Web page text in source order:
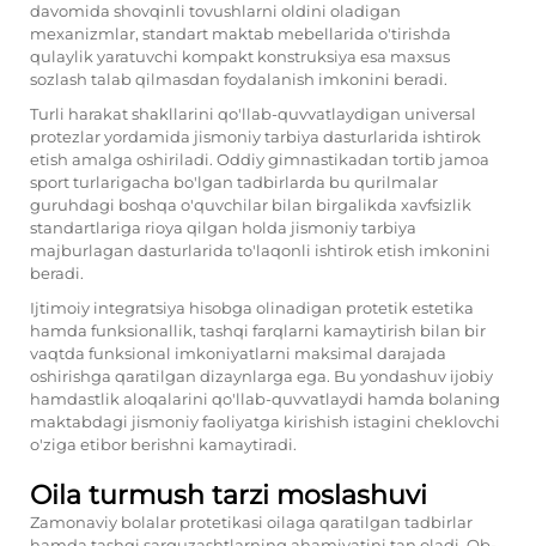
davomida shovqinli tovushlarni oldini oladigan
mexanizmlar, standart maktab mebellarida o'tirishda
qulaylik yaratuvchi kompakt konstruksiya esa maxsus
sozlash talab qilmasdan foydalanish imkonini beradi.
Turli harakat shakllarini qo'llab-quvvatlaydigan universal
protezlar yordamida jismoniy tarbiya dasturlarida ishtirok
etish amalga oshiriladi. Oddiy gimnastikadan tortib jamoa
sport turlarigacha bo'lgan tadbirlarda bu qurilmalar
guruhdagi boshqa o'quvchilar bilan birgalikda xavfsizlik
standartlariga rioya qilgan holda jismoniy tarbiya
majburlagan dasturlarida to'laqonli ishtirok etish imkonini
beradi.
Ijtimoiy integratsiya hisobga olinadigan protetik estetika
hamda funksionallik, tashqi farqlarni kamaytirish bilan bir
vaqtda funksional imkoniyatlarni maksimal darajada
oshirishga qaratilgan dizaynlarga ega. Bu yondashuv ijobiy
hamdastlik aloqalarini qo'llab-quvvatlaydi hamda bolaning
maktabdagi jismoniy faoliyatga kirishish istagini cheklovchi
o'ziga etibor berishni kamaytiradi.
Oila turmush tarzi moslashuvi
Zamonaviy bolalar protetikasi oilaga qaratilgan tadbirlar